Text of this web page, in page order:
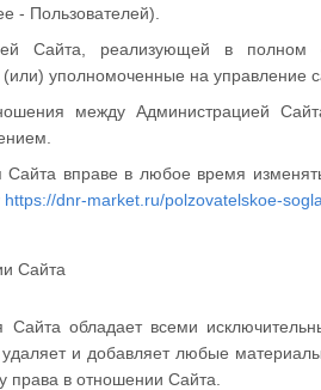
- Пользователей).
Сайта, реализующей в полном
уполномоченные на управление
между Администрацией
Сайта вправе в любое время
https://dnr-market.ru/polzovatelskoe-
Сайта
Сайта обладает всеми
и добавляет любые
в отношении Сайта.